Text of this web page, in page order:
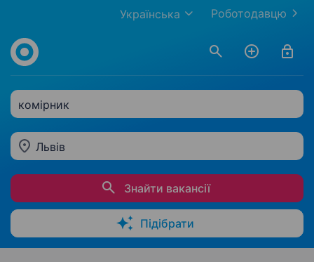
Роботодавцю
Українська
комірник
Львів
Знайти вакансії
Підібрати